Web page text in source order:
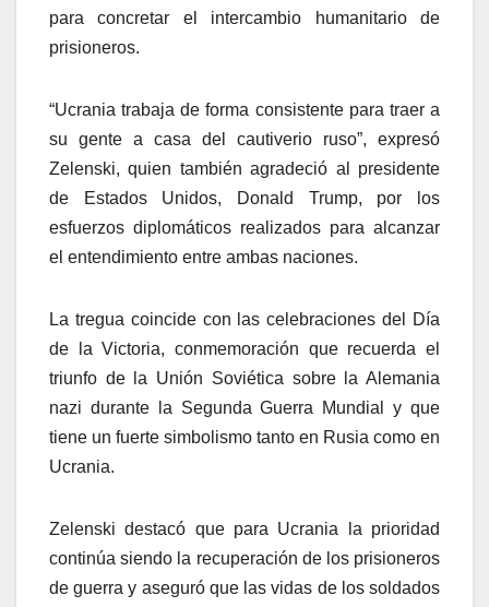
para concretar el intercambio humanitario de
prisioneros.
“Ucrania trabaja de forma consistente para traer a
su gente a casa del cautiverio ruso”, expresó
Zelenski, quien también agradeció al presidente
de Estados Unidos, Donald Trump, por los
esfuerzos diplomáticos realizados para alcanzar
el entendimiento entre ambas naciones.
La tregua coincide con las celebraciones del Día
de la Victoria, conmemoración que recuerda el
triunfo de la Unión Soviética sobre la Alemania
nazi durante la Segunda Guerra Mundial y que
tiene un fuerte simbolismo tanto en Rusia como en
Ucrania.
Zelenski destacó que para Ucrania la prioridad
continúa siendo la recuperación de los prisioneros
de guerra y aseguró que las vidas de los soldados